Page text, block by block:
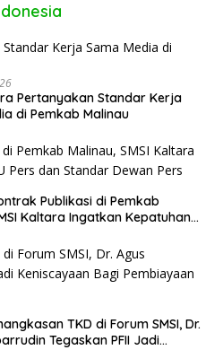
Pertanyakan Standar Kerja
di Pemkab Malinau
Publikasi di Pemkab
Kaltara Ingatkan Kepatuhan
TKD di Forum SMSI, Dr.
Tegaskan PFII Jadi